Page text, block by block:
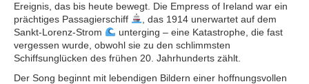
Ereignis, das bis heute bewegt. Die Empress of Ireland war ein
prächtiges Passagierschiff
, das 1914 unerwartet auf dem
Sankt-Lorenz-Strom
unterging – eine Katastrophe, die fast
vergessen wurde, obwohl sie zu den schlimmsten
Schiffsunglücken des frühen 20. Jahrhunderts zählt.
Der Song beginnt mit lebendigen Bildern einer hoffnungsvollen